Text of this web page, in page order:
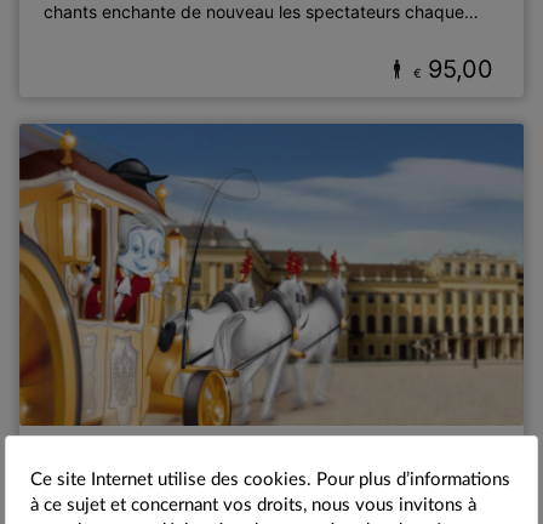
chants enchante de nouveau les spectateurs chaque
€ 95,00
Musée pour enfants du château de
Ce site Internet utilise des cookies. Pour plus d’informations
à ce sujet et concernant vos droits, nous vous invitons à